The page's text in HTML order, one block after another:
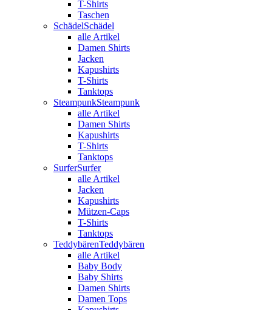
T-Shirts
Taschen
SchädelSchädel
alle Artikel
Damen Shirts
Jacken
Kapushirts
T-Shirts
Tanktops
SteampunkSteampunk
alle Artikel
Damen Shirts
Kapushirts
T-Shirts
Tanktops
SurferSurfer
alle Artikel
Jacken
Kapushirts
Mützen-Caps
T-Shirts
Tanktops
TeddybärenTeddybären
alle Artikel
Baby Body
Baby Shirts
Damen Shirts
Damen Tops